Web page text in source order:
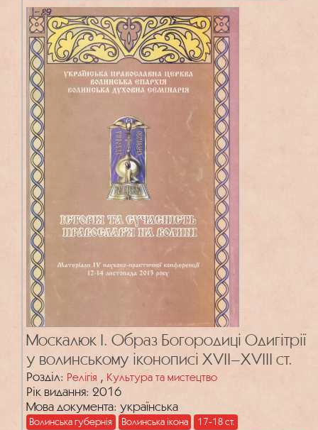
Москалюк І. Образ Богородиці Одигітрії
у волинському іконописі XVII–XVIII ст.
Розділ: Релігія , Культура та мистецтво
Рік видання: 2016
Мова документа: українська
Волинська губернія Волинська ікона
17-18 ст.